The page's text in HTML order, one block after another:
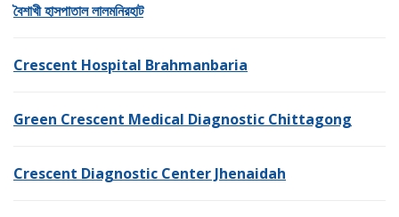
বৈশাখী হাসপাতাল লালমনিরহাট
Crescent Hospital Brahmanbaria
Green Crescent Medical Diagnostic Chittagong
Crescent Diagnostic Center Jhenaidah